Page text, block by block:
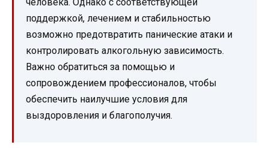
поддержкой, лечением и стабильностью
возможно предотвратить панические атаки и
контролировать алкогольную зависимость.
Важно обратиться за помощью и
сопровождением профессионалов, чтобы
обеспечить наилучшие условия для
выздоровления и благополучия.